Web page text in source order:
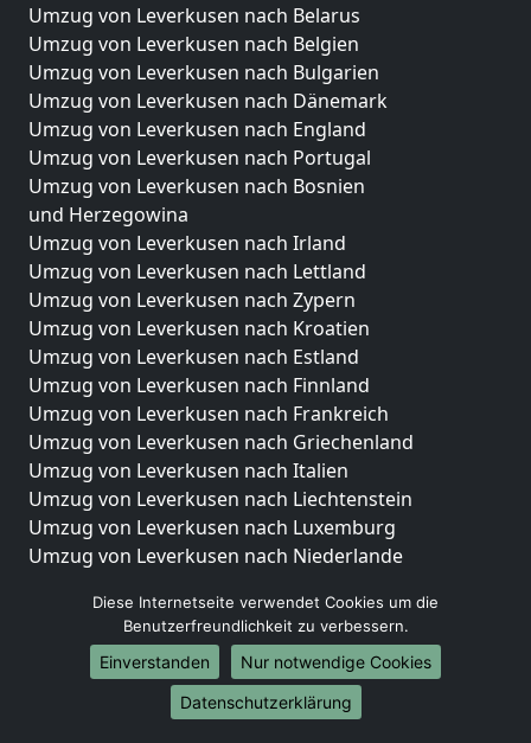
Umzug von Leverkusen nach Belarus
Umzug von Leverkusen nach Belgien
Umzug von Leverkusen nach Bulgarien
Umzug von Leverkusen nach Dänemark
Umzug von Leverkusen nach England
Umzug von Leverkusen nach Portugal
Umzug von Leverkusen nach Bosnien
und Herzegowina
Umzug von Leverkusen nach Irland
Umzug von Leverkusen nach Lettland
Umzug von Leverkusen nach Zypern
Umzug von Leverkusen nach Kroatien
Umzug von Leverkusen nach Estland
Umzug von Leverkusen nach Finnland
Umzug von Leverkusen nach Frankreich
Umzug von Leverkusen nach Griechenland
Umzug von Leverkusen nach Italien
Umzug von Leverkusen nach Liechtenstein
Umzug von Leverkusen nach Luxemburg
Umzug von Leverkusen nach Niederlande
Umzüge-Deutschlandweit
Umzug von Leverkusen nach Berlin
Umzug von Leverkusen nach Hamburg
Umzug von Leverkusen nach München
Diese Internetseite verwendet Cookies um die
Benutzerfreundlichkeit zu verbessern.
Einverstanden
Nur notwendige Cookies
Datenschutzerklärung